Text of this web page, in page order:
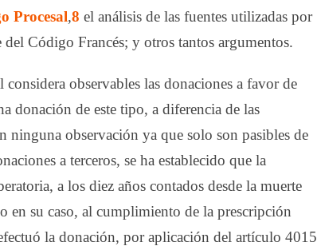
Procesal,8 el análisis de las fuentes utilizadas por
del Código Francés; y otros tantos argumentos.
observables las donaciones a favor de
donación de este tipo, a diferencia de las
ninguna observación ya que solo son pasibles de
a terceros, se ha establecido que la
a los diez años contados desde la muerte
o en su caso, al cumplimiento de la prescripción
la donación, por aplicación del ar­tícu­lo 4015